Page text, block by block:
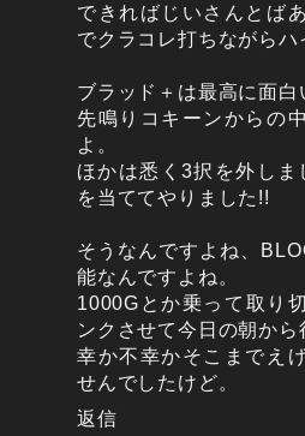
できればじいさんとば
でクラコレ打ちながら
ブラッド＋は最高に面白
先鳴りコキーンからの
よ。
ほかは悉く3択を外し
を当ててやりました!!
そうなんですよね、
能なんですよね。
1000Gとか乗って取り
ンクさせて今日の朝から
幸か不幸かそこまでえ
せんでしたけど。
返信